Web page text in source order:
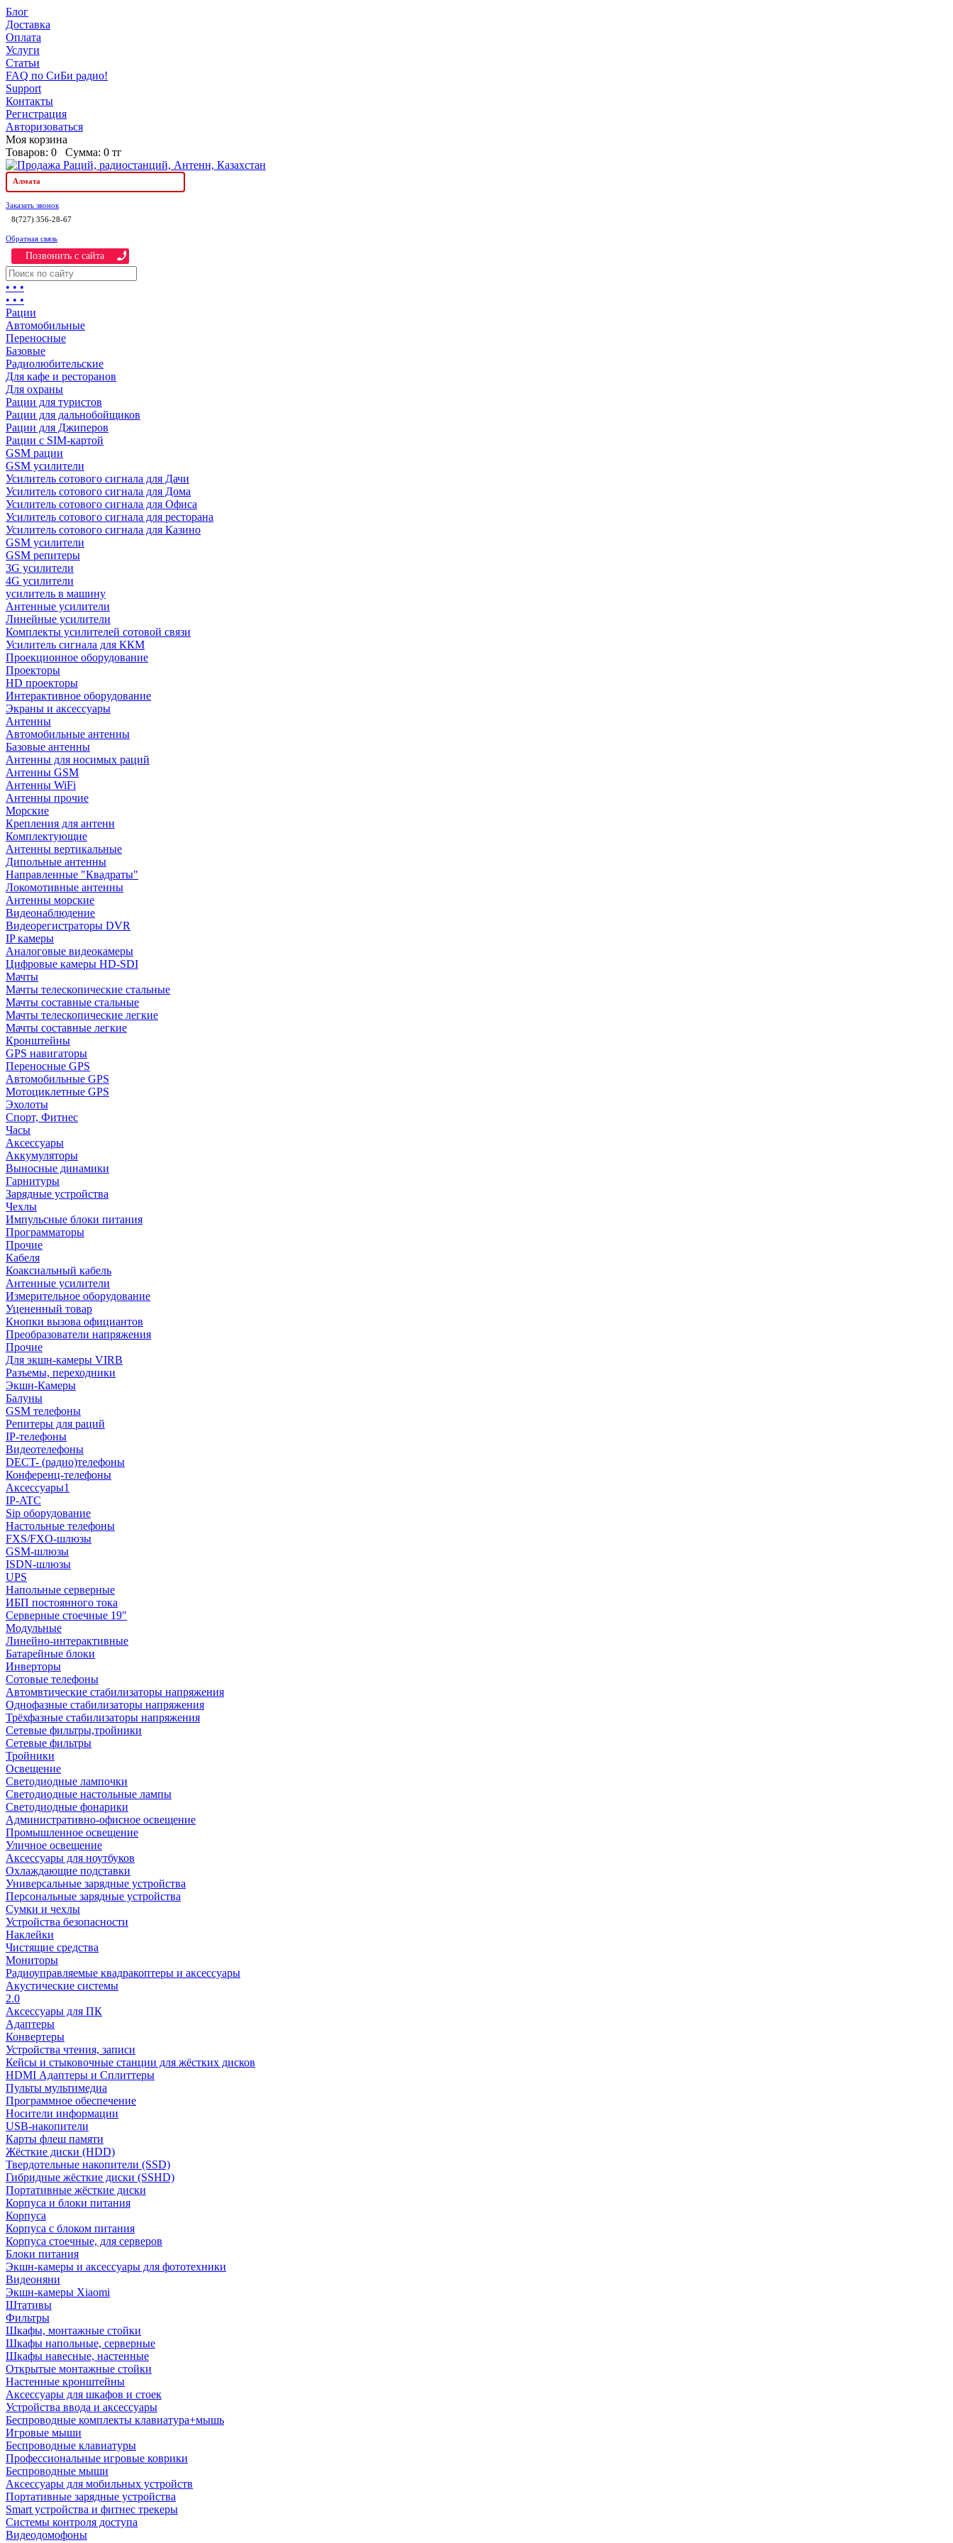
Блог
Доставка
Оплата
Услуги
Статьи
FAQ по СиБи радио!
Support
Контакты
Регистрация
Авторизоваться
Моя корзина
Товаров: 0 Сумма: 0 тг
Алмата
Заказать звонок
8(727) 356-28-67
Обратная связь
Позвонить c сайта
• • •
• • •
Рации
Автомобильные
Переносные
Базовые
Радиолюбительские
Для кафе и ресторанов
Для охраны
Рации для туристов
Рации для дальнобойщиков
Рации для Джиперов
Рации с SIM-картой
GSM рации
GSM усилители
Усилитель сотового сигнала для Дачи
Усилитель сотового сигнала для Дома
Усилитель сотового сигнала для Офиса
Усилитель сотового сигнала для ресторана
Усилитель сотового сигнала для Казино
GSM усилители
GSM репитеры
3G усилители
4G усилители
усилитель в машину
Антенные усилители
Линейные усилители
Комплекты усилителей сотовой связи
Усилитель сигнала для ККМ
Проекционное оборудование
Проекторы
HD проекторы
Интерактивное оборудование
Экраны и аксессуары
Антенны
Автомобильные антенны
Базовые антенны
Антенны для носимых раций
Антенны GSM
Антенны WiFi
Антенны прочие
Морские
Крепления для антенн
Комплектующие
Антенны вертикальные
Дипольные антенны
Направленные "Квадраты"
Локомотивные антенны
Антенны морские
Видеонаблюдение
Видеорегистраторы DVR
IP камеры
Аналоговые видеокамеры
Цифровые камеры HD-SDI
Мачты
Мачты телескопические стальные
Мачты составные стальные
Мачты телескопические легкие
Мачты составные легкие
Кронштейны
GPS навигаторы
Переносные GPS
Автомобильные GPS
Мотоциклетные GPS
Эхолоты
Спорт, Фитнес
Часы
Аксессуары
Аккумуляторы
Выносные динамики
Гарнитуры
Зарядные устройства
Чехлы
Импульсные блоки питания
Программаторы
Прочие
Кабеля
Коаксиальный кабель
Антенные усилители
Измерительное оборудование
Уцененный товар
Кнопки вызова официантов
Преобразователи напряжения
Прочие
Для экшн-камеры VIRB
Разъемы, переходники
Экшн-Камеры
Балуны
GSM телефоны
Репитеры для раций
IP-телефоны
Видеотелефоны
DECT- (радио)телефоны
Конференц-телефоны
Аксессуары1
IP-ATC
Sip оборудование
Настольные телефоны
FXS/FXO-шлюзы
GSM-шлюзы
ISDN-шлюзы
UPS
Напольные серверные
ИБП постоянного тока
Серверные стоечные 19"
Модульные
Линейно-интерактивные
Батарейные блоки
Инверторы
Сотовые телефоны
Автомвтические стабилизаторы напряжения
Однофазные стабилизаторы напряжения
Трёхфазные стабилизаторы напряжения
Сетевые фильтры,тройники
Сетевые фильтры
Тройники
Освещение
Светодиодные лампочки
Светодиодные настольные лампы
Светодиодные фонарики
Административно-офисное освещение
Промышленное освещение
Уличное освещение
Аксессуары для ноутбуков
Охлаждающие подставки
Универсальные зарядные устройства
Персональные зарядные устройства
Сумки и чехлы
Устройства безопасности
Наклейки
Чистящие средства
Мониторы
Радиоуправляемые квадракоптеры и аксессуары
Акустические системы
2.0
Аксессуары для ПК
Адаптеры
Конвертеры
Устройства чтения, записи
Кейсы и стыковочные станции для жёстких дисков
HDMI Адаптеры и Сплиттеры
Пульты мультимедиа
Программное обеспечение
Носители информации
USB-накопители
Карты флеш памяти
Жёсткие диски (HDD)
Твердотельные накопители (SSD)
Гибридные жёсткие диски (SSHD)
Портативные жёсткие диски
Корпуса и блоки питания
Корпуса
Корпуса с блоком питания
Корпуса стоечные, для серверов
Блоки питания
Экшн-камеры и аксессуары для фототехники
Видеоняни
Экшн-камеры Xiaomi
Штативы
Фильтры
Шкафы, монтажные стойки
Шкафы напольные, серверные
Шкафы навесные, настенные
Открытые монтажные стойки
Настенные кронштейны
Аксессуары для шкафов и стоек
Устройства ввода и аксессуары
Беспроводные комплекты клавиатура+мышь
Игровые мыши
Беспроводные клавиатуры
Профессиональные игровые коврики
Беспроводные мыши
Аксессуары для мобильных устройств
Портативные зарядные устройства
Smart устройства и фитнес трекеры
Системы контроля доступа
Видеодомофоны